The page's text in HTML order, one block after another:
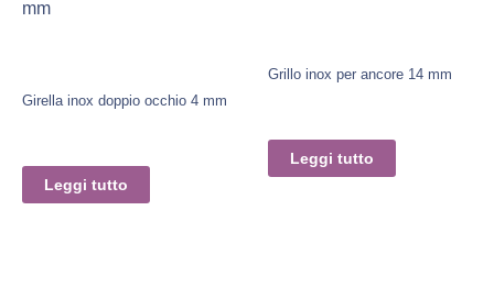
mm
Girella inox doppio occhio 4 mm
Leggi tutto
Grillo inox per ancore 14 mm
Leggi tutto